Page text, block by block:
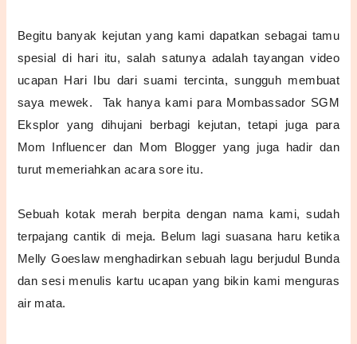
Begitu banyak kejutan yang kami dapatkan sebagai tamu
spesial di hari itu, salah satunya adalah tayangan video
ucapan Hari Ibu dari suami tercinta, sungguh membuat
saya mewek. Tak hanya kami para Mombassador SGM
Eksplor yang dihujani berbagi kejutan, tetapi juga para
Mom Influencer dan Mom Blogger yang juga hadir dan
turut memeriahkan acara sore itu.
Sebuah kotak merah berpita dengan nama kami, sudah
terpajang cantik di meja. Belum lagi suasana haru ketika
Melly Goeslaw menghadirkan sebuah lagu berjudul Bunda
dan sesi menulis kartu ucapan yang bikin kami menguras
air mata.